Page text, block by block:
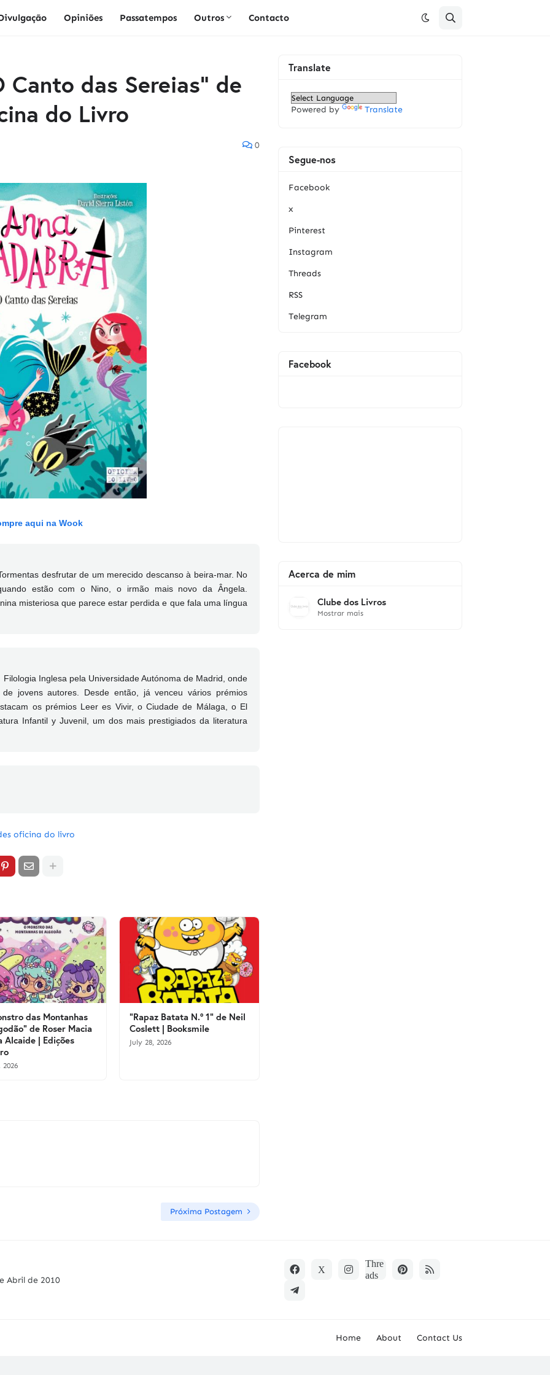
Opiniões Passatempos Outros Contacto
Canto das Sereias" de
do Livro
0
aqui na Wook
desfrutar de um merecido descanso à beira-mar. No
estão com o Nino, o irmão mais novo da Ângela.
misteriosa que parece estar perdida e que fala uma língua
Inglesa pela Universidade Autónoma de Madrid, onde
jovens autores. Desde então, já venceu vários prémios
os prémios Leer es Vivir, o Ciudade de Málaga, o El
Infantil y Juvenil, um dos mais prestigiados da literatura
oficina do livro
das Montanhas
de Roser Macia
Alcaide | Edições
2026
"Rapaz Batata N.º 1" de Neil
Coslett | Booksmile
July 28, 2026
Próxima Postagem
Translate
Powered by Translate
Segue-nos
Facebook
x
Pinterest
Instagram
Threads
RSS
Telegram
Facebook
Acerca de mim
Clube dos Livros
Mostrar mais
Abril de 2010
Home About Contact Us